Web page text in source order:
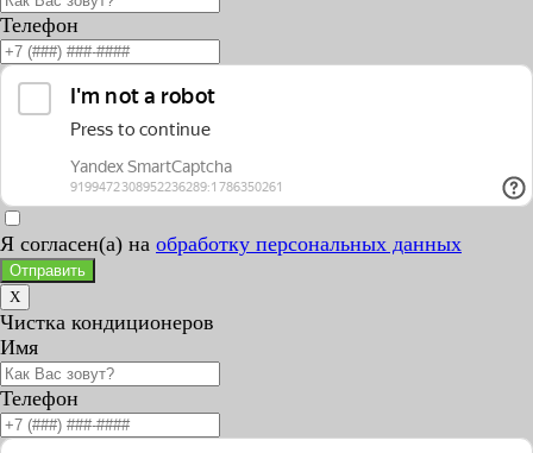
Телефон
Я согласен(а) на обработку персональных данных
Отправить
X
Чистка кондиционеров
Имя
Телефон